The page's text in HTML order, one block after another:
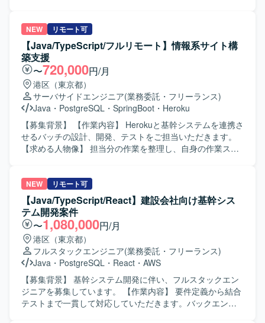
品質の担保とプロジェクト推進を主導する経験を積むこと
発・PoCなど、モダンな技術スタックを活かした上流工程
中心の業務に携わることができます。 【開発環境】 バック
エンドはGo、Ruby on Rails、Unicorn、Nginx、
PostgreSQL、Redis、Docker、Elasticsearchなどを利用し
ております。フロントエンドはTypeScript、React、
Redux、styled-components、Storybook、Webpackなどを
利用しております。インフラはAWS（EC2、RDS、
ElastiCache、S3、ElasticsearchService、Lambda、
ElasticBeanstalkなど）、Ansible、Datadog、CircleCI、
Engine Yardなどを利用しております。その他、GitHub、
Slack、JIRA、Notionなどのツールを利用しております。
体制づくりが求められている状況です。その中で、フロン
トエンドとバックエンドを横断して設計・実装を担いなが
ら、技術課題の整理や開発優先順位の検討、技術的な意思
決定を牽引するテックリード候補を募集しています。 【作
業内容】 AI音声プロダクトにおけるフロントエンドおよび
バックエンドの設計・開発・運用を行っていただきます。
TypeScriptを中心としたWebアプリケーションの機能開発
や、通話中支援、通話後処理、ナレッジ活用に関する機能
の設計・実装を担当していただきます。顧客環境で発生す
る不具合や技術課題の調査、原因分析、恒久的な改善に取
り組んでいただきます。また、プロダクトの成長や顧客価
仕様検討、アーキテクチャ設計や技術選定、リファクタリ
ング方針の策定を行っていただきます。さらに、コードレ
ビューや設計レビューによる開発品質の向上、開発プロセ
スやチーム内の役割分担、情報共有方法の改善、チームメ
ンバーへの技術的な支援やナレッジ共有を通じてチーム開
発をリードしていただきます。 【求める人物像】 マネジメ
ントだけではなく自ら設計・実装を行いながらチームをリ
ードできる方を求めています。フロントエンドとバックエ
ンドの領域を限定せず、プロダクト全体の課題に向き合え
る方が望ましいです。技術的な理想だけでなく、顧客価値
や事業上の優先順位を踏まえて判断できる方、不具合や個
NEW リモート可
【Java/TypeScript/フルリモート】情報系サイト構
築支援
〜720,000円/月
港区（東京都）
サーバサイドエンジニア(業務委託・フリーランス)
Java ・ PostgreSQL ・ SpringBoot ・ Heroku
【募集背景】 【作業内容】 Herokuと基幹システムを連携さ
せるバッチの設計、開発、テストをご担当いただきます。
【求める人物像】 担当分の作業を整理し、自身の作業スケ
ッチ開発を、設計からテストまで一貫して担当できます。
【開発環境】 Heroku、Postgres、Java 21、Vue
3.js（TypeScript）、Spring Boot、Spring Batch、
Hinemos、Slack、Backlog、GitHubを使用します。
NEW リモート可
【Java/TypeScript/React】建設会社向け基幹シス
テム開発案件
〜1,080,000円/月
港区（東京都）
フルスタックエンジニア(業務委託・フリーランス)
Java ・ PostgreSQL ・ React ・ AWS
【募集背景】 基幹システム開発に伴い、フルスタックエン
ジニアを募集しています。 【作業内容】 要件定義から結合
テストまで一貫して対応していただきます。バックエンド